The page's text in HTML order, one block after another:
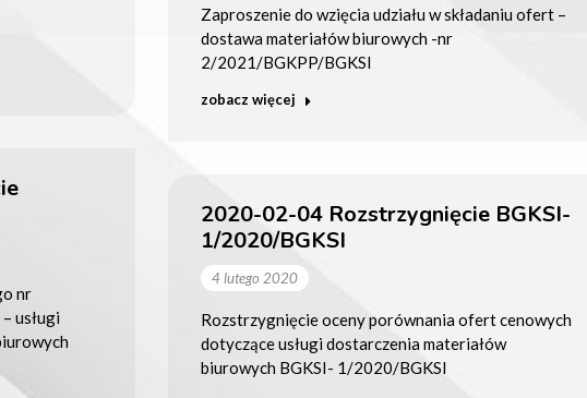
Zaproszenie do wzięcia udziału w składaniu ofert –
dostawa materiałów biurowych -nr
2/2021/BGKPP/BGKSI
zobacz więcej
nr
usługi
2020-02-04 Rozstrzygnięcie BGKSI-
1/2020/BGKSI
4 lutego 2020
Rozstrzygnięcie oceny porównania ofert cenowych
dotyczące usługi dostarczenia materiałów
biurowych BGKSI- 1/2020/BGKSI